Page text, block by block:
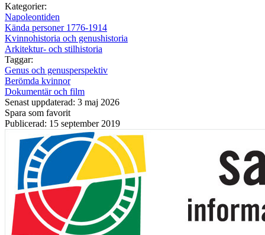
Kategorier:
Napoleontiden
Kända personer 1776-1914
Kvinnohistoria och genushistoria
Arkitektur- och stilhistoria
Taggar:
Genus och genusperspektiv
Berömda kvinnor
Dokumentär och film
Senast uppdaterad: 3 maj 2026
Spara som favorit
Publicerad: 15 september 2019